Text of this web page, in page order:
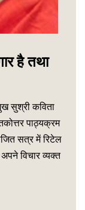
है तथा
सुश्री कविता
पाठ्यक्रम
सत्र में रिटेल
विचार व्यक्त